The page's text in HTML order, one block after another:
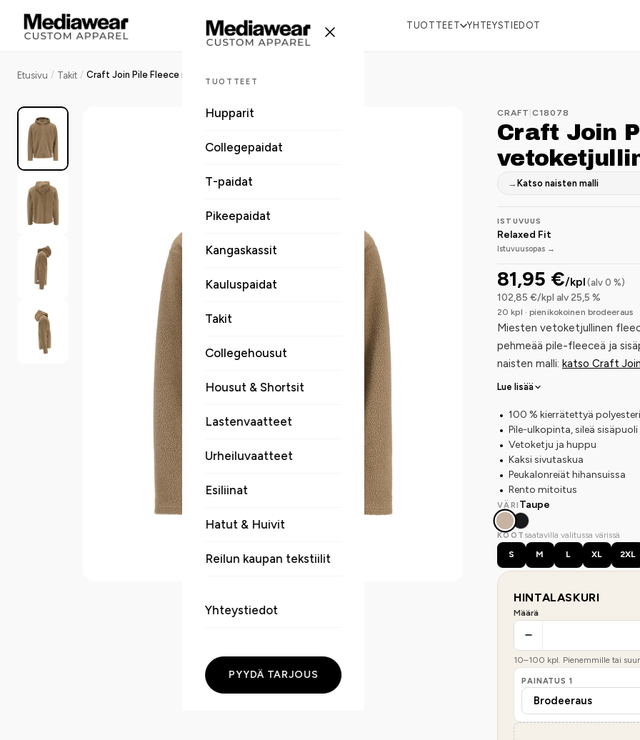
TUOTTEET YHTEYSTIEDOT
TUOTTEET
Hupparit
Collegepaidat
T-paidat
Pikeepaidat
Kangaskassit
Kauluspaidat
Takit
Collegehousut
Housut & Shortsit
Lastenvaatteet
Urheiluvaatteet
Esiliinat
Hatut & Huivit
Reilun kaupan tekstiilit
Yhteystiedot
PYYDÄ TARJOUS
Etusivu / Takit /
CRAFT C18078
Craft Join
→ Katso naisten malli
ISTUVUUS
Relaxed Fit
Istuvuusopas →
81,95 €/kpl (alv 0 %)
102,85 €/kpl alv 25,5 %
20 kpl · pienikokoinen brodeeraus
Miesten vetoketjullinen
pehmeää pile-fleeceä ja
naisten malli: katso Craft
Lue lisää
100 % kierrätettyä
Pile-ulkopinta, sileä sisäpuoli
Vetoketju ja huppu
Kaksi sivutaskua
Peukalonreiät hihansuissa
Rento mitoitus
VÄRI Taupe
KOOT saatavilla valitussa värissä
S
M L XL 2XL
HINTALASKURI
Määrä
10–100 kpl. Pienemmille tai
PAINATUS 1